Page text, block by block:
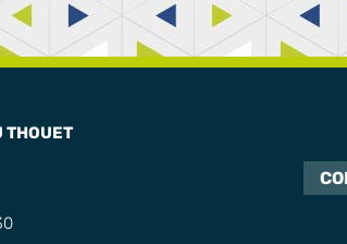
THOUET